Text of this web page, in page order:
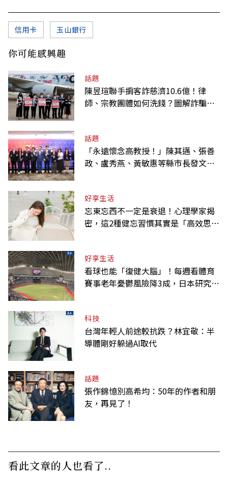
信用卡 玉山銀行
你可能感興趣
話題
陳昱瑄聯手掮客詐慈濟10.6億！律
師、宗教團體如何洗錢？圖解詐騙關
話題
「永遠懷念高教授！」陳其邁、張善
政、盧秀燕、黃敏惠等縣市長發文弔
好享生活
忘東忘西不一定是衰退！心理學家揭
密，這2種健忘習慣其實是「高效思
好享生活
看球也能「復健大腦」！每週看體育
賽事老年憂鬱風險降3成，日本研究：
科技
台灣年輕人前途較抗跌？林宜敬：半
導體剛好躲過AI取代
話題
張作錦憶別高希均：50年的作者和朋
友，再見了！
看此文章的人也看了..